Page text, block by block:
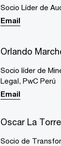
Socio Líder de
Email
Orlando
Socio líder de
Legal, PwC Perú
Email
Oscar La Torre
Socio de